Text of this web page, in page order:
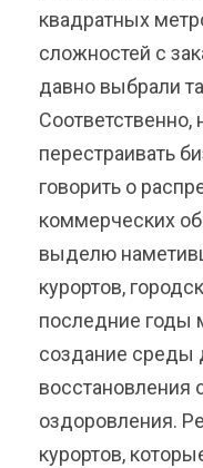
квадратных
сложностей с
давно выбрали
перестраивать
говорить о
коммерческих
выделю
курортов,
последние годы
создание среды
восстановления
оздоровления.
курортов,